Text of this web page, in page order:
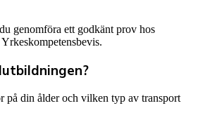
genomföra ett godkänt prov hos
på din ålder och vilken typ av transport